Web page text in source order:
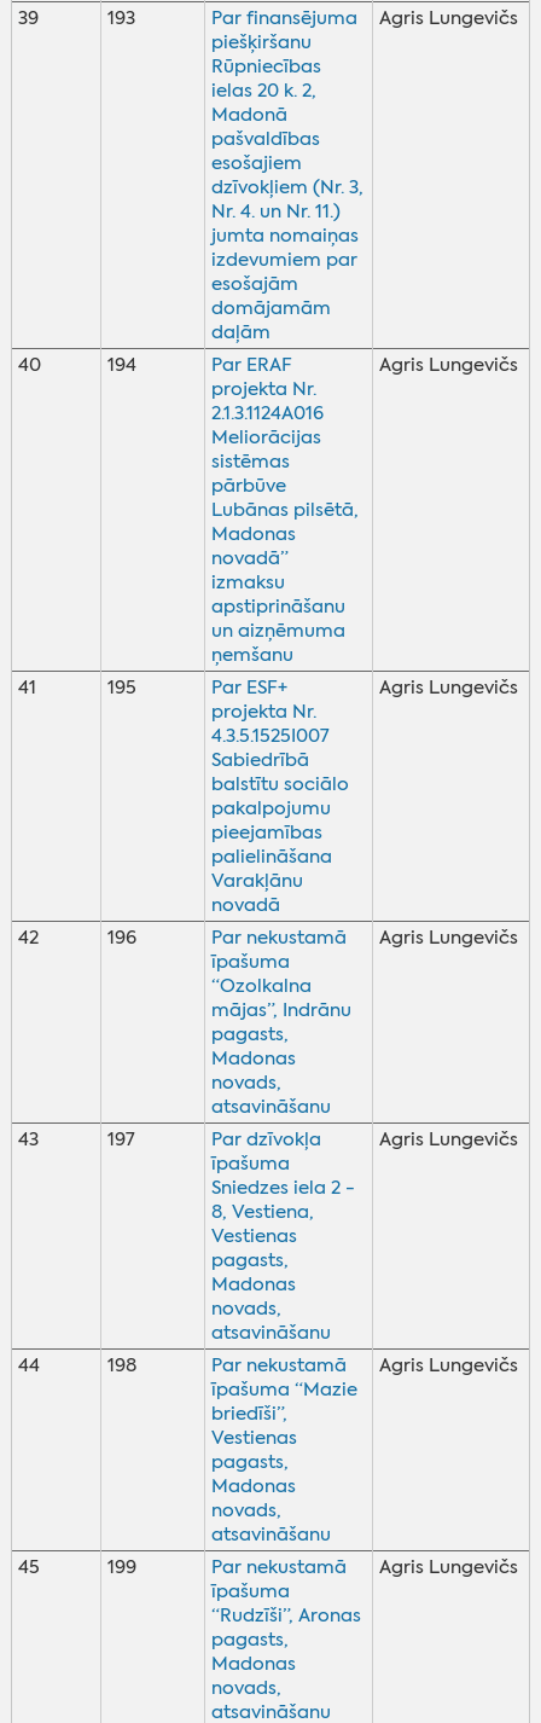
39 193
Par finansējuma
piešķiršanu
Rūpniecības
ielas 20 k. 2,
Madonā
pašvaldības
esošajiem
dzīvokļiem (Nr. 3,
Nr. 4. un Nr. 11.)
jumta nomaiņas
izdevumiem par
esošajām
domājamām
daļām
Agris Lungevičs
40 194
Par ERAF
projekta Nr.
2.1.3.1124A016
Meliorācijas
sistēmas
pārbūve
Lubānas pilsētā,
Madonas
novadā”
izmaksu
apstiprināšanu
un aizņēmuma
ņemšanu
Agris Lungevičs
41 195
Par ESF+
projekta Nr.
4.3.5.1525I007
Sabiedrībā
balstītu sociālo
pakalpojumu
pieejamības
palielināšana
Varakļānu
novadā
Agris Lungevičs
42 196
Par nekustamā
īpašuma
“Ozolkalna
mājas”, Indrānu
pagasts,
Madonas
novads,
atsavināšanu
Agris Lungevičs
43 197
Par dzīvokļa
īpašuma
Sniedzes iela 2 -
8, Vestiena,
Vestienas
pagasts,
Madonas
novads,
atsavināšanu
Agris Lungevičs
44 198
Par nekustamā
īpašuma “Mazie
briedīši”,
Vestienas
pagasts,
Madonas
novads,
atsavināšanu
Agris Lungevičs
45 199
Par nekustamā
īpašuma
“Rudzīši”, Aronas
pagasts,
Madonas
novads,
atsavināšanu
Agris Lungevičs